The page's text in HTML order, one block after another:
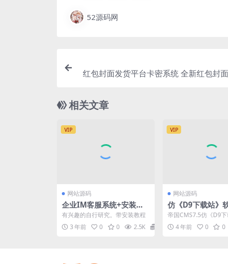
52源码网
红包封面发货平台卡密系统 全新红包封
相关文章
VIP
网站源码
企业IM客服系统+安装教
程
有兴趣的自行研究。带安装教程
3 年前
0 0 2.5K 88.8
VIP
网站源码
仿《D9下载站》
下载网站源码 帝
5内核
帝国CMS7.5仿《D9下
件应用下载网站源码，
美，SEO好，使用方...
4 年前 0 0